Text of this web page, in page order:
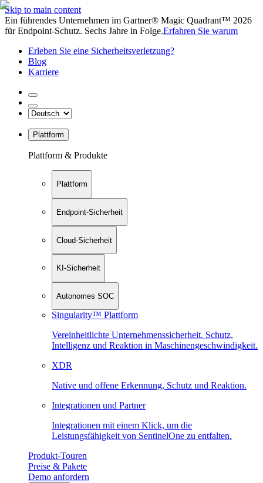
Skip to main content
Ein führendes Unternehmen im Gartner® Magic Quadrant™ 2026
für Endpoint-Schutz. Sechs Jahre in Folge.Erfahren Sie warum
Erleben Sie eine Sicherheitsverletzung?
Blog
Karriere
Plattform
Plattform & Produkte
Plattform
Endpoint-Sicherheit
Cloud-Sicherheit
KI-Sicherheit
Autonomes SOC
Singularity™ Plattform
Vereinheitlichte Unternehmenssicherheit. Schutz,
Intelligenz und Reaktion in Maschinen­geschwindigkeit.
XDR
Native und offene Erkennung, Schutz und Reaktion.
Integrationen und Partner
Integrationen mit einem Klick, um die
Leistungsfähigkeit von SentinelOne zu entfalten.
Produkt-Touren
Preise & Pakete
Demo anfordern